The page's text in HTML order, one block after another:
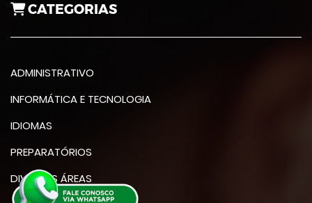
CATEGORIAS
ADMINISTRATIVO
INFORMÁTICA E TECNOLOGIA
IDIOMAS
PREPARATÓRIOS
DIVERSAS ÁREAS